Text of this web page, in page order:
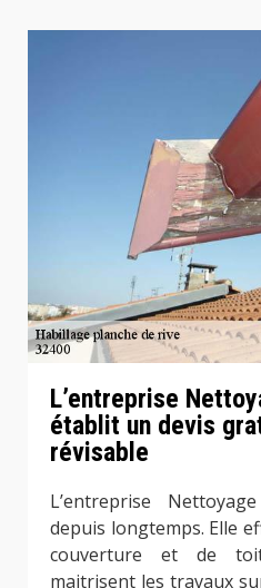
L’entreprise
établit un devis
révisable
L’entreprise
depuis longtemps. Elle
couverture et de
maitrisent les travaux